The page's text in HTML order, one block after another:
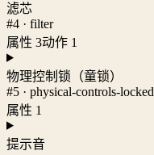
滤芯
#4 · filter
属性 3动作 1
物理控制锁（童锁）
#5 · physical-controls-locked
属性 1
提示音